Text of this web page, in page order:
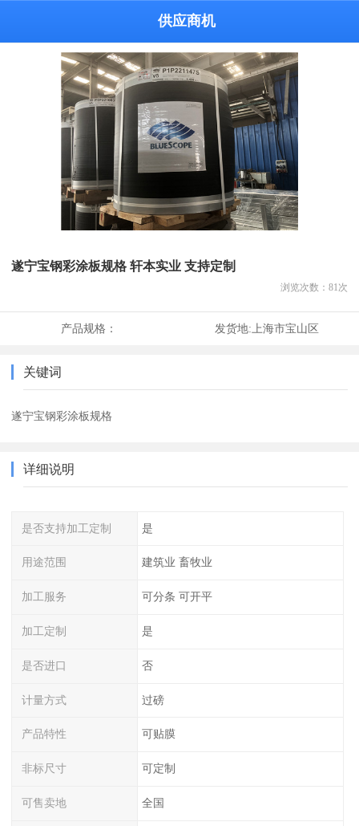
供应商机
遂宁宝钢彩涂板规格 轩本实业 支持定制
浏览次数： 81 次
产品规格： 发货地:上海市宝山区
关键词
遂宁宝钢彩涂板规格
详细说明
是否支持加工定制 是
用途范围 建筑业 畜牧业
加工服务 可分条 可开平
加工定制 是
是否进口 否
计量方式 过磅
产品特性 可贴膜
非标尺寸 可定制
可售卖地 全国